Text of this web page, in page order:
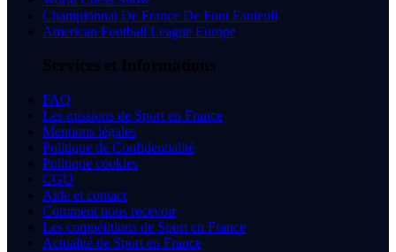
Championnat De France De Foot Fauteuil
American Football League Europe
Services et Informations
FAQ
Les missions de Sport en France
Mentions légales
Politique de Confidentialité
Politique cookies
CGU
Aide et contact
Comment nous recevoir
Les compétitions de Sport en France
Actualité de Sport en France